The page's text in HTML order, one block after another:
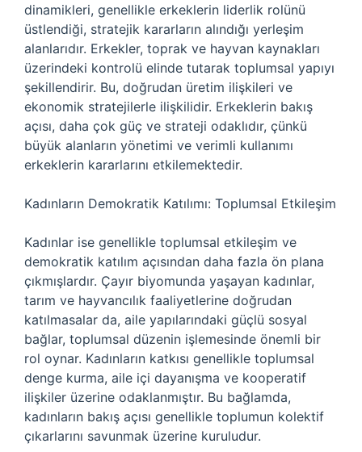
dinamikleri, genellikle erkeklerin liderlik rolünü
üstlendiği, stratejik kararların alındığı yerleşim
alanlarıdır. Erkekler, toprak ve hayvan kaynakları
üzerindeki kontrolü elinde tutarak toplumsal yapıyı
şekillendirir. Bu, doğrudan üretim ilişkileri ve
ekonomik stratejilerle ilişkilidir. Erkeklerin bakış
açısı, daha çok güç ve strateji odaklıdır, çünkü
büyük alanların yönetimi ve verimli kullanımı
erkeklerin kararlarını etkilemektedir.
Kadınların Demokratik Katılımı: Toplumsal Etkileşim
Kadınlar ise genellikle toplumsal etkileşim ve
demokratik katılım açısından daha fazla ön plana
çıkmışlardır. Çayır biyomunda yaşayan kadınlar,
tarım ve hayvancılık faaliyetlerine doğrudan
katılmasalar da, aile yapılarındaki güçlü sosyal
bağlar, toplumsal düzenin işlemesinde önemli bir
rol oynar. Kadınların katkısı genellikle toplumsal
denge kurma, aile içi dayanışma ve kooperatif
ilişkiler üzerine odaklanmıştır. Bu bağlamda,
kadınların bakış açısı genellikle toplumun kolektif
çıkarlarını savunmak üzerine kuruludur.